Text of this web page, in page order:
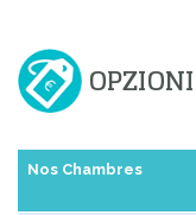
Nos Chambres